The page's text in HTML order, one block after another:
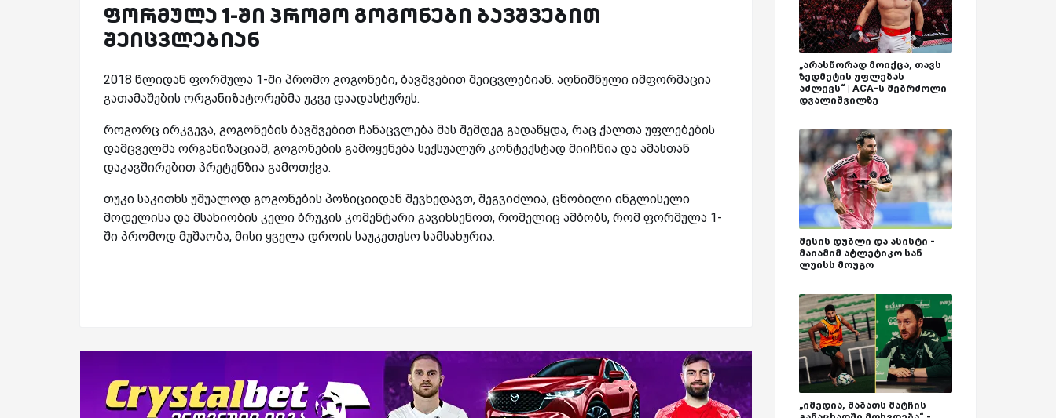
ფორმულა 1-ში პრომო გოგონები ბავშვებით
შეიცვლებიან
2018 წლიდან ფორმულა 1-ში პრომო გოგონები, ბავშვებით შეიცვლებიან. აღნიშნული იმფორმაცია
გათამაშების ორგანიზატორებმა უკვე დაადასტურეს.
როგორც ირკვევა, გოგონების ბავშვებით ჩანაცვლება მას შემდეგ გადაწყდა, რაც ქალთა უფლებების
დამცველმა ორგანიზაციამ, გოგონების გამოყენება სექსუალურ კონტექსტად მიიჩნია და ამასთან
დაკავშირებით პრეტენზია გამოთქვა.
თუკი საკითხს უშუალოდ გოგონების პოზიციიდან შევხედავთ, შეგვიძლია, ცნობილი ინგლისელი
მოდელისა და მსახიობის კელი ბრუკის კომენტარი გავიხსენოთ, რომელიც ამბობს, რომ ფორმულა 1-
ში პრომოდ მუშაობა, მისი ყველა დროის საუკეთესო სამსახურია.
„არასწორად მოიქცა, თავს
ზედმეტის უფლებას
აძლევს“ | ACA-ს მებრძოლი
დვალიშვილზე
მესის დუბლი და ასისტი -
მაიამიმ ატლეტიკო სან
ლუისს მოუგო
„იმედია, შაბათს მატჩის